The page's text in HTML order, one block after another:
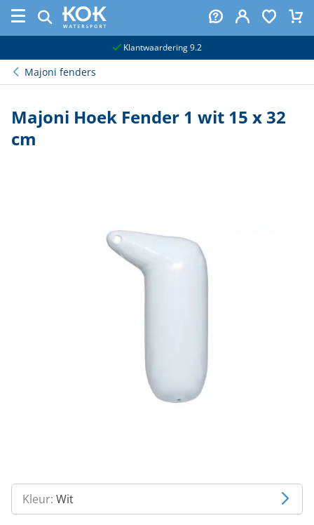
Klantwaardering 9.2
Majoni fenders
Majoni Hoek Fender 1 wit 15 x 32
cm
Kleur: Wit